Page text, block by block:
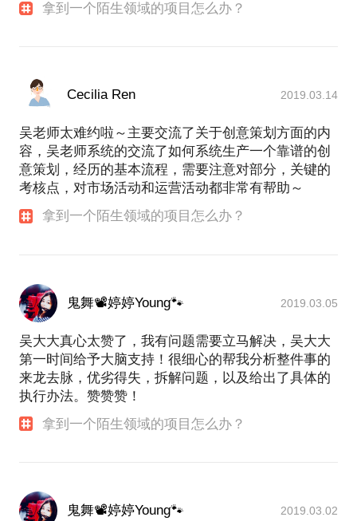
拿到一个陌生领域的项目怎么办？
Cecilia Ren 2019.03.14
吴老师太难约啦～主要交流了关于创意策划方面的内
容，吴老师系统的交流了如何系统生产一个靠谱的创
意策划，经历的基本流程，需要注意对部分，关键的
考核点，对市场活动和运营活动都非常有帮助～
拿到一个陌生领域的项目怎么办？
鬼舞📽婷婷Young🐾 2019.03.05
吴大大真心太赞了，我有问题需要立马解决，吴大大
第一时间给予大脑支持！很细心的帮我分析整件事的
来龙去脉，优劣得失，拆解问题，以及给出了具体的
执行办法。赞赞赞！
拿到一个陌生领域的项目怎么办？
鬼舞📽婷婷Young🐾 2019.03.02